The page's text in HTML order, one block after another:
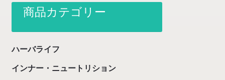
商品カテゴリー
ハーバライフ
インナー・ニュートリション